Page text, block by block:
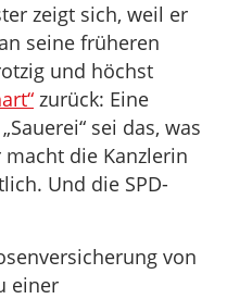
zeigt sich, weil er
seine früheren
und höchst
zurück: Eine
sei das, was
die Kanzlerin
Und die SPD-
von
einer